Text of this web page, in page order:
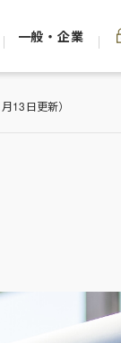
一般・企業
13日更新）